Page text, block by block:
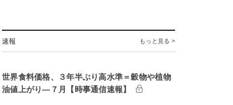
速報 もっと見る >
世界食料価格、３年半ぶり高水準＝穀物や植物
油値上がり―７月【時事通信速報】